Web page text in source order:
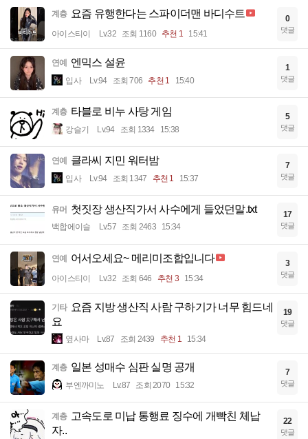
계층 요즘 유행한다는 스파이더맨 바디수트
아이스티이 Lv.32 조회 1160 추천 1 15:41
0
댓글
연예 엔믹스 설윤
입사 Lv.94 조회 706 추천 1 15:40
1
댓글
계층 타블로 비누 사탕 게임
강슬기 Lv.94 조회 1334 15:38
5
댓글
연예 클라씨 지민 워터밤
입사 Lv.94 조회 1347 추천 1 15:37
7
댓글
유머 첫짓장 생산직가서 사수에게 들었던말.txt
백합에이슬 Lv.57 조회 2463 15:34
17
댓글
연예 어서오세요~ 메리미조합입니다
아이스티이 Lv.32 조회 646 추천 3 15:34
3
댓글
기타 요즘 지방 생산직 사람 구하기가 너무 힘드네
요
옆사마 Lv.87 조회 2439 추천 1 15:34
19
댓글
계층 일본 성매수 심판 실명 공개
부엔까미노 Lv.87 조회 2070 15:32
7
댓글
계층 고속도로 미납 통행료 징수에 개빡친 체납
자..
22
댓글